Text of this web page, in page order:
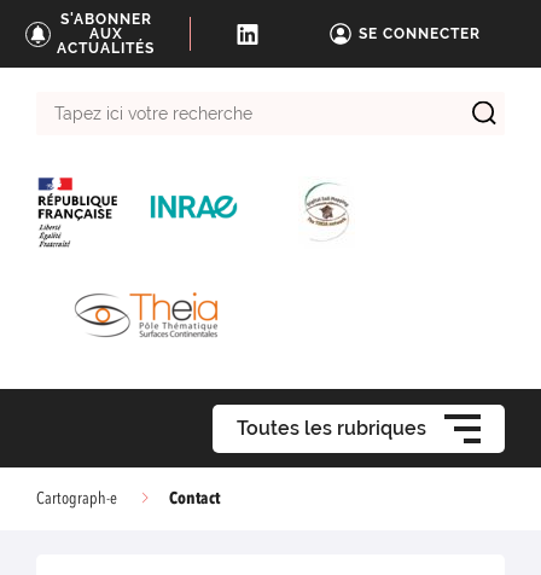
S'ABONNER
AUX
ACTUALITÉS
SE CONNECTER
Toutes les rubriques
Cartograph-e Contact